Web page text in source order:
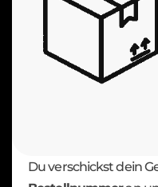
Du verschickst dein